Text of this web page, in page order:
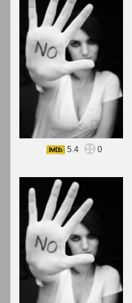
5.4 0